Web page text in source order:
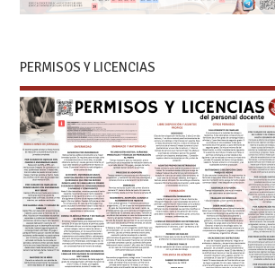
PERMISOS Y LICENCIAS